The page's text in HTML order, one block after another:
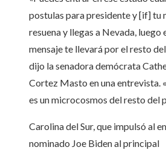
postulas para presidente y [if] tu
resuena y llegas a Nevada, luego
mensaje te llevará por el resto
dijo la senadora demócrata
Cortez Masto en una entrevista.
es un microcosmos del resto del
Carolina del Sur, que impulsó al
nominado Joe Biden al principal